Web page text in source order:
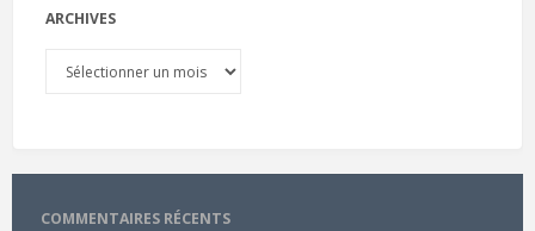
ARCHIVES
COMMENTAIRES RÉCENTS